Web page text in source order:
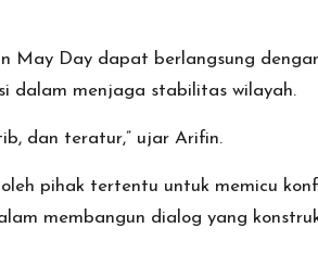
May Day dapat berlangsung
dalam menjaga stabilitas wilayah.
dan teratur,” ujar Arifin.
pihak tertentu untuk memicu
membangun dialog yang